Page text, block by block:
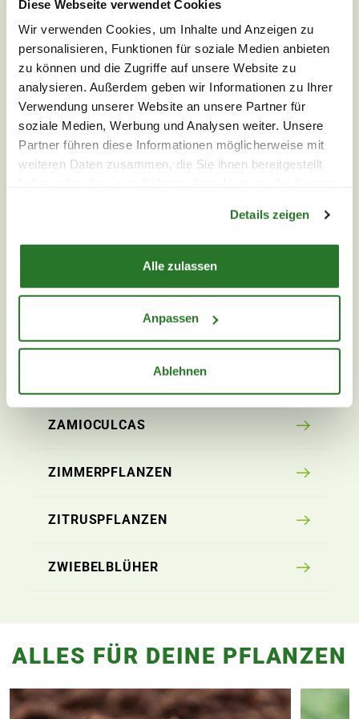
Diese Webseite verwendet Cookies
Wir verwenden Cookies, um Inhalte und Anzeigen zu
personalisieren, Funktionen für soziale Medien anbieten
zu können und die Zugriffe auf unsere Website zu
analysieren. Außerdem geben wir Informationen zu Ihrer
Verwendung unserer Website an unsere Partner für
soziale Medien, Werbung und Analysen weiter. Unsere
Partner führen diese Informationen möglicherweise mit
weiteren Daten zusammen, die Sie ihnen bereitgestellt
Details zeigen
Alle zulassen
Anpassen
Ablehnen
RISPENHORTENSIE
ROSE
SANSEVIERIA
WEIHNACHTSSTERN
ZAMIOCULCAS
ZIMMERPFLANZEN
ZITRUSPFLANZEN
ZWIEBELBLÜHER
ALLES FÜR DEINE PFLANZEN